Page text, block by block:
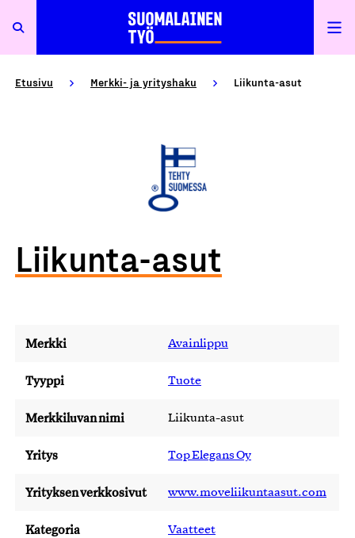
Etusivu Merkki- ja yrityshaku Liikunta-asut
Liikunta-asut
Merkki Avainlippu
Tyyppi Tuote
Merkkiluvan nimi Liikunta-asut
Yritys Top Elegans Oy
Yrityksen verkkosivut www.moveliikuntaasut.com
Kategoria Vaatteet